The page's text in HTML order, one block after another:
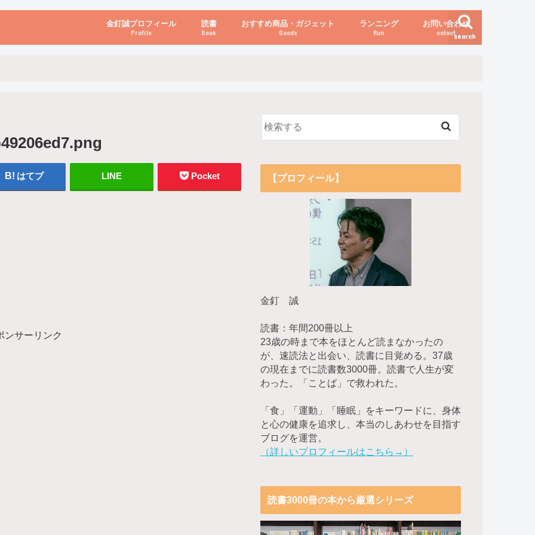
search
金釘誠プロフィール
Profile
読書
Book
おすすめ商品・ガジェット
Goods
ランニング
Run
お問い合わせ
cotact
はてブ LINE Pocket
ンサーリンク
【プロフィール】
金釘 誠
読書：年間200冊以上
23歳の時まで本をほとんど読まなかったの
が、速読法と出会い、読書に目覚める。37歳
の現在までに読書数3000冊。読書で人生が変
わった。「ことば」で救われた。
「食」「運動」「睡眠」をキーワードに、身体
と心の健康を追求し、本当のしあわせを目指す
ブログを運営。
（詳しいプロフィールはこちら→）
読書3000冊の本から厳選シリーズ